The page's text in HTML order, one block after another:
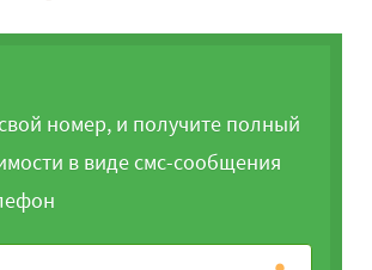
номер, и получите полный
в виде смс-сообщения